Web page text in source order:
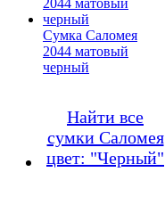
Сумка Саломея
2044 матовый
черный
Найти все
сумки Саломея
цвет: "Черный"